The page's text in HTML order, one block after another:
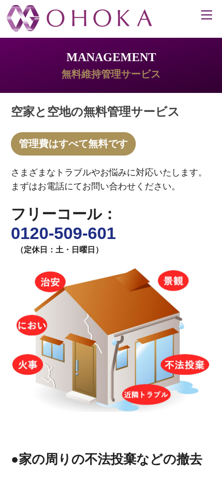
MANAGEMENT
無料維持管理サービス
空家と空地の無料管理サービス
管理費はすべて無料です
さまざまなトラブルやお悩みに対応いたします。
まずはお電話にてお問い合わせください。
フリーコール：
0120-509-601
（定休日：土・日曜日）
●家の周りの不法投棄などの撤去